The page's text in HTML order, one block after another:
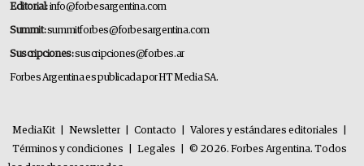
Editorial:info@forbesargentina.com
Summit:summitforbes@forbesargentina.com
Suscripciones:suscripciones@forbes.ar
Forbes Argentina es publicada por HT Media SA.
MediaKit Newsletter Contacto Valores y estándares editoriales
Términos y condiciones
Legales
© 2026. Forbes Argentina. Todos